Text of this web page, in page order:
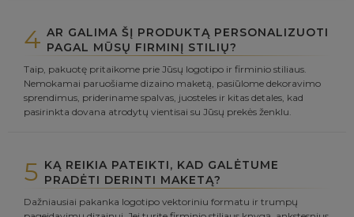
4 AR GALIMA ŠĮ PRODUKTĄ PERSONALIZUOTI
PAGAL MŪSŲ FIRMINĮ STILIŲ?
Taip, pakuotę pritaikome prie Jūsų logotipo ir firminio stiliaus.
Nemokamai paruošiame dizaino maketą, pasiūlome dekoravimo
sprendimus, prideriname spalvas, juosteles ir kitas detales, kad
pasirinkta dovana atrodytų vientisai su Jūsų prekės ženklu.
5 KĄ REIKIA PATEIKTI, KAD GALĖTUME
PRADĖTI DERINTI MAKETĄ?
Dažniausiai pakanka logotipo vektoriniu formatu ir trumpų